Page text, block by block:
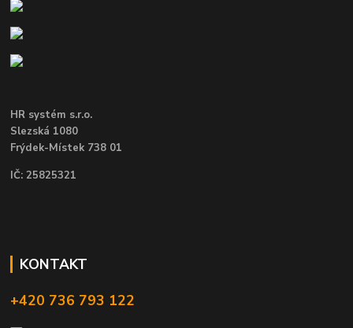
HR systém s.r.o.
Slezská 1080
Frýdek-Místek 738 01
IČ: 25825321
KONTAKT
+420 736 793 122